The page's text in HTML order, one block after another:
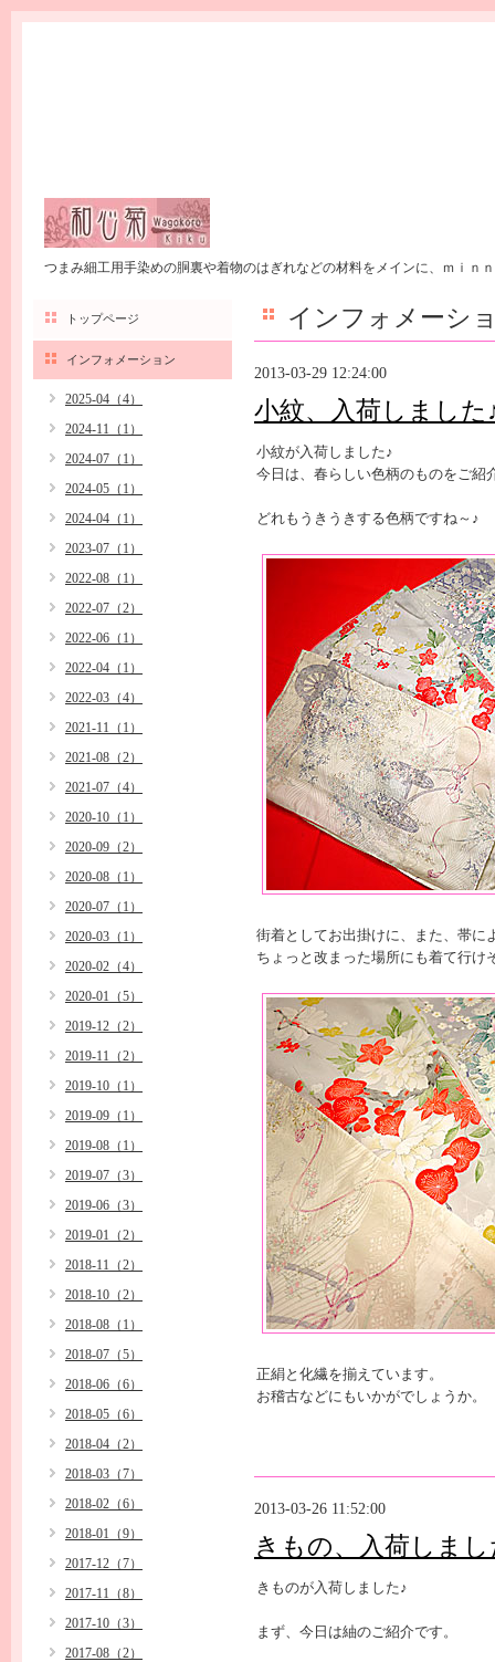
つまみ細工用手染めの胴裏や着物のはぎれなどの材料をメインに、ｍｉｎ
インフォメーシ
2013-03-29 12:24:00
小紋、入荷しまし
小紋が入荷しました♪
今日は、春らしい色柄のものをご紹
どれもうきうきする色柄ですね～♪
街着としてお出掛けに、また、帯に
ちょっと改まった場所にも着て行け
正絹と化繊を揃えています。
お稽古などにもいかがでしょうか。
2013-03-26 11:52:00
きもの、入荷しまし
きものが入荷しました♪
まず、今日は紬のご紹介です。
トップページ
インフォメーション
2025-04（4）
2024-11（1）
2024-07（1）
2024-05（1）
2024-04（1）
2023-07（1）
2022-08（1）
2022-07（2）
2022-06（1）
2022-04（1）
2022-03（4）
2021-11（1）
2021-08（2）
2021-07（4）
2020-10（1）
2020-09（2）
2020-08（1）
2020-07（1）
2020-03（1）
2020-02（4）
2020-01（5）
2019-12（2）
2019-11（2）
2019-10（1）
2019-09（1）
2019-08（1）
2019-07（3）
2019-06（3）
2019-01（2）
2018-11（2）
2018-10（2）
2018-08（1）
2018-07（5）
2018-06（6）
2018-05（6）
2018-04（2）
2018-03（7）
2018-02（6）
2018-01（9）
2017-12（7）
2017-11（8）
2017-10（3）
2017-08（2）